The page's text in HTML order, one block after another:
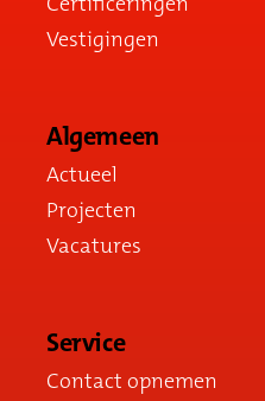
Vestigingen
Algemeen
Actueel
Projecten
Vacatures
Service
Contact opnemen